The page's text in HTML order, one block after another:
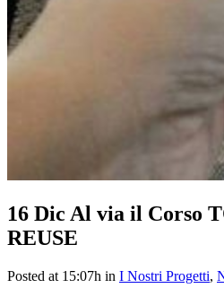
16 Dic Al via il Corso
REUSE
Posted at 15:07h in I Nostri Progetti,